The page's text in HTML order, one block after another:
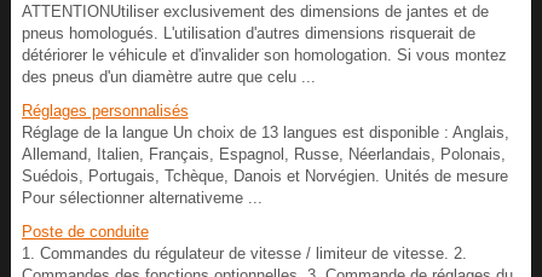
ATTENTIONUtiliser exclusivement des dimensions de jantes et de
pneus homologués. L'utilisation d'autres dimensions risquerait de
détériorer le véhicule et d'invalider son homologation. Si vous montez
des pneus d'un diamètre autre que celu ...
Réglages personnalisés
Réglage de la langue Un choix de 13 langues est disponible : Anglais,
Allemand, Italien, Français, Espagnol, Russe, Néerlandais, Polonais,
Suédois, Portugais, Tchèque, Danois et Norvégien. Unités de mesure
Pour sélectionner alternativeme ...
Poste de conduite
1. Commandes du régulateur de vitesse / limiteur de vitesse. 2.